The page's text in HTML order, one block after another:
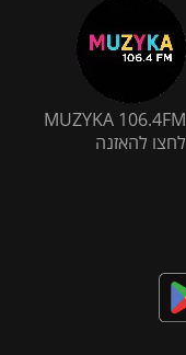
MUZYKA 106.4FM
לחצו להאזנה